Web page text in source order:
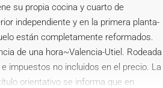
su propia cocina y cuarto de
independiente y en la primera planta-
están completamente reformados.
de una hora~Valencia-Utiel. Rodeada
impuestos no incluidos en el precio. La
orientativo se informa que en